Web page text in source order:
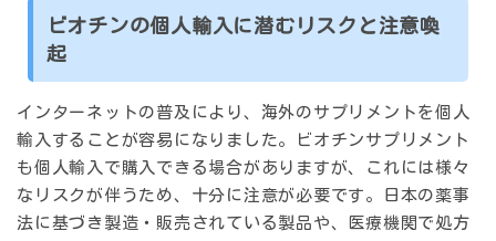
ビオチンの個人輸入に潜むリスクと注意喚
起
インターネットの普及により、海外のサプリメントを個人
輸入することが容易になりました。ビオチンサプリメント
も個人輸入で購入できる場合がありますが、これには様々
なリスクが伴うため、十分に注意が必要です。日本の薬事
法に基づき製造・販売されている製品や、医療機関で処方